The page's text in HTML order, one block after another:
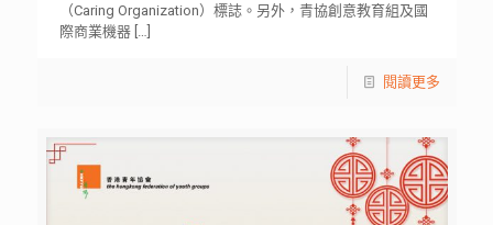
（Caring Organization）標誌。另外，青協創意教育組及國
際商業機器[…]
閱讀更多